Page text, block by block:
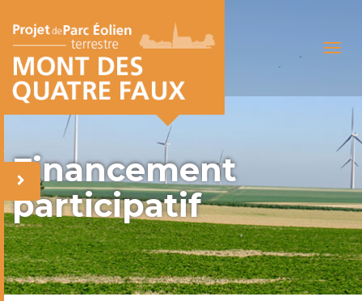
T
g
n
i
g
a
t
i
o
n
Financement
participatif